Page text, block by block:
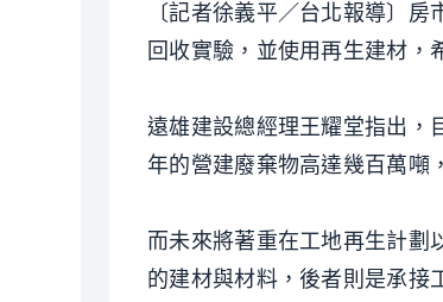
〔記者徐義平／台北報導〕
回收實驗，並使用再生建材，
遠雄建設總經理王耀堂指出，
年的營建廢棄物高達幾百萬噸
而未來將著重在工地再生計劃
的建材與材料，後者則是承接